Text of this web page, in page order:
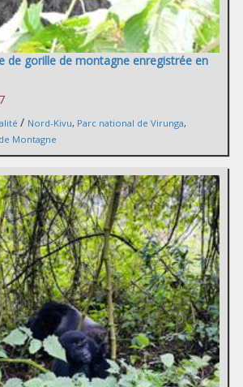
de gorille de montagne enregistrée en
/ Nord-Kivu, Parc national de Virunga,
Montagne